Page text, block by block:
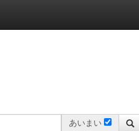
あいまい